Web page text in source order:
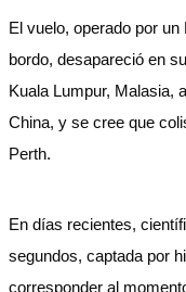
El vuelo, operado por
bordo, desapareció en
Kuala Lumpur, Malasia,
China, y se cree que
Perth.
En días recientes,
segundos, captada por
corresponder al